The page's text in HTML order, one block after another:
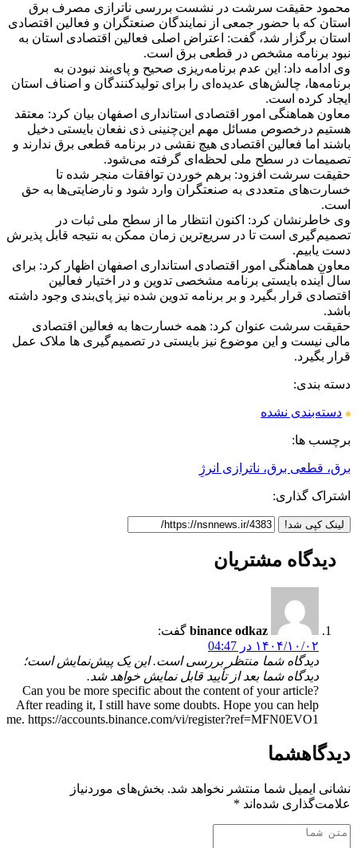
محمود حقیقت سرشت در نشست بررسی ناترازی مصرف برق
استان که با حضور جمعی از نمایندگان صنعتگران و فعالین اقتصادی
استان برگزار شد، گفت: اعتراض اصلی فعالین اقتصادی استان به
نبود برنامه مشخص در قطعی برق است.
وی ادامه داد: این عدم برنامه‌ریزی صحیح و پای‌بند نبودن به
برنامه‌ها، چالش‌های عدیده‌ای را برای تولیدکنندگان و اصناف استان
ایجاد کرده است.
معاون هماهنگی امور اقتصادی استانداری اصفهان بیان کرد: معتقد
هستیم درخصوص مسائل مهم این‌چنینی ذی نفعان بایستی دخیل
باشند اما فعالین اقتصادی هیچ نقشی در برنامه قطعی برق ندارند و
تصمیمات در سطح ملی لحظه‌ای گرفته می‌شود.
حقیقت سرشت افزود: برهم خوردن توافقات منجر شده تا
خسارت‌های متعددی به صنعتگران وارد شود و نارضایتی‌ها به حق
است.
وی خاطرنشان کرد: اکنون انتظار ما از سطح ملی ثبات در
تصمیم‌گیری است تا در سریع‌ترین زمان ممکن به نتیجه قابل پذیرش
دست یابیم.
معاون هماهنگی امور اقتصادی استانداری اصفهان اظهار کرد: برای
سال آینده بایستی برنامه مشخصی تدوین و در اختیار فعالین
اقتصادی قرار بگیرد و بر برنامه‌ تدوین شده نیز پای‌بندی وجود داشته
باشد.
حقیقت سرشت عنوان کرد: همه خسارت‌ها به فعالین اقتصادی
مالی نیست و این موضوع نیز بایستی در تصمیم‌گیری‌ ها ملاک عمل
قرار بگیرد.
دسته بندی:
دسته‌بندی نشده
برچسب ها:
برق، قطعی برق، ناترازی انرژِ
اشتراک گذاری:
لینک کپی شد!
دیدگاه مشتریان
binance odkaz گفت:
۱۴۰۴/۱۰/۰۲ در 04:47
دیدگاه شما منتظر بررسی است. این یک پیش‌نمایش است؛
دیدگاه شما بعد از تأیید قابل نمایش خواهد شد.
Can you be more specific about the content of your article?
After reading it, I still have some doubts. Hope you can help
me. https://accounts.binance.com/vi/register?ref=MFN0EVO1
دیدگاهشما
نشانی ایمیل شما منتشر نخواهد شد. بخش‌های موردنیاز
علامت‌گذاری شده‌اند *